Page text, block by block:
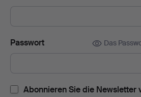
Passwort Das
Abonnieren Sie die Newsletter